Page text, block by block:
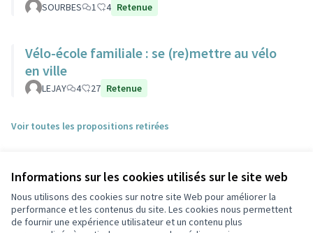
Informations sur les cookies utilisés sur le site web
Nous utilisons des cookies sur notre site Web pour améliorer la
performance et les contenus du site. Les cookies nous permettent
de fournir une expérience utilisateur et un contenu plus
SOURBES 1 4 Retenue
Vélo-école familiale : se (re)mettre au vélo
en ville
LEJAY 4 27 Retenue
Voir toutes les propositions retirées